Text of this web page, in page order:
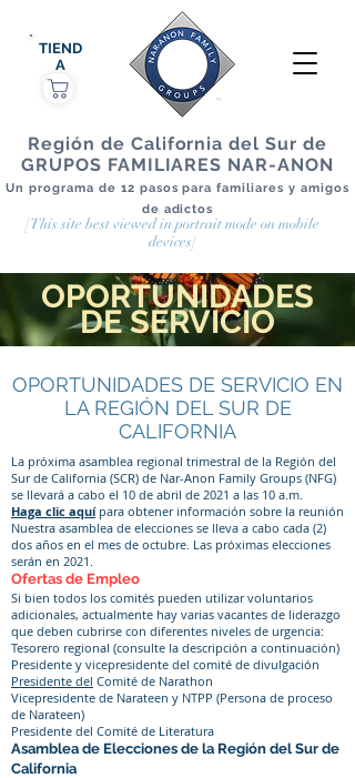
Región de California del Sur de
GRUPOS FAMILIARES NAR-ANON
Un programa de 12 pasos para familiares y amigos
de adictos
TIEND
A
[This site best viewed in portrait mode on mobile
devices]
OPORTUNIDADES
DE SERVICIO
OPORTUNIDADES DE SERVICIO EN
LA REGIÓN DEL SUR DE
CALIFORNIA
La próxima asamblea regional trimestral de la Región del
Sur de California (SCR) de Nar-Anon Family Groups (NFG)
se llevará a cabo el 10 de abril de 2021 a las 10 a.m.
Haga clic aquípara obtener información sobre la reunión
Nuestra asamblea de elecciones se lleva a cabo cada (2)
dos años en el mes de octubre. Las próximas elecciones
serán en 2021.
Ofertas de Empleo
Si bien todos los comités pueden utilizar voluntarios
adicionales, actualmente hay varias vacantes de liderazgo
que deben cubrirse con diferentes niveles de urgencia:
Tesorero regional (consulte la descripción a continuación)
Presidente y vicepresidente del comité de divulgación
Presidente del Comité de Narathon
Vicepresidente de Narateen y NTPP (Persona de proceso
de Narateen)
Presidente del Comité de Literatura
Asamblea de Elecciones de la Región del Sur de
California